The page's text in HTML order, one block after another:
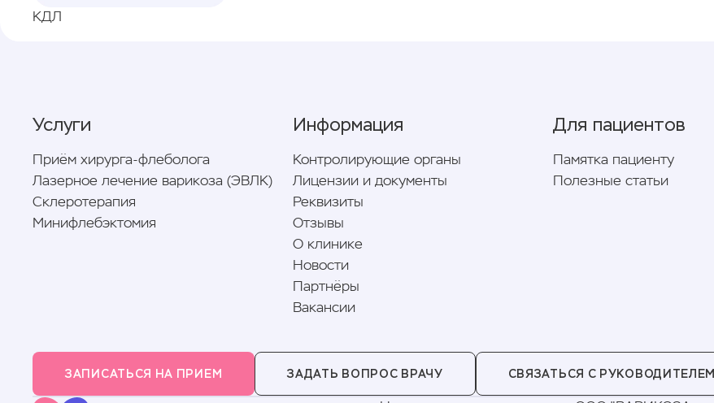
КДЛ
Услуги
Приём хирурга-флеболога
Лазерное лечение варикоза (ЭВЛК)
Склеротерапия
Минифлебэктомия
Информация
Контролирующие органы
Лицензии и документы
Реквизиты
Отзывы
О клинике
Новости
Партнёры
Вакансии
Для пациентов
Памятка пациенту
Полезные статьи
ЗАПИСАТЬСЯ НА ПРИЕМ ЗАДАТЬ ВОПРОС ВРАЧУ СВЯЗАТЬСЯ С РУКОВОДИТЕЛЕМ